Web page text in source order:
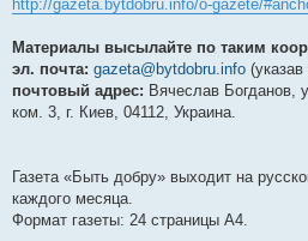
http://gazeta.bytdobru.info/o-gazete/
Материалы высылайте по таким
эл. почта: gazeta@bytdobru.info
почтовый адрес: Вячеслав Богданов,
ком. 3, г. Киев, 04112, Украина.
Газета «Быть добру» выходит на
каждого месяца.
Формат газеты: 24 страницы А4.